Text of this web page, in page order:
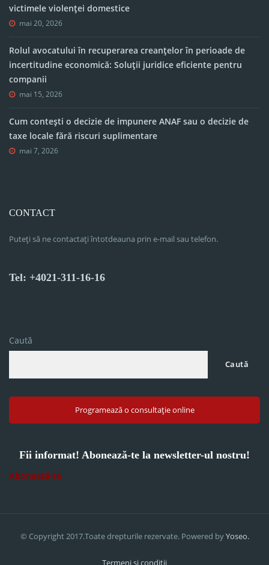
victimele violenței domestice
mai 20, 2026
Rolul avocatului în recuperarea creanțelor în perioade de
incertitudine economică: Soluții juridice eficiente pentru
companii
mai 15, 2026
Cum contești o decizie de impunere ANAF sau o decizie de
taxe locale fără riscuri suplimentare
mai 7, 2026
CONTACT
Puteți să ne contactați întotdeauna prin e-mail sau telefon.
Tel: +4021-311-16-16
Caută
Caută
Programează o consultație online
Fii informat! Abonează-te la newsletter-ul nostru!
Abonează-te
© Copyright 2017.Toate drepturile rezervate. Powered byYoseo.
Termeni si conditii